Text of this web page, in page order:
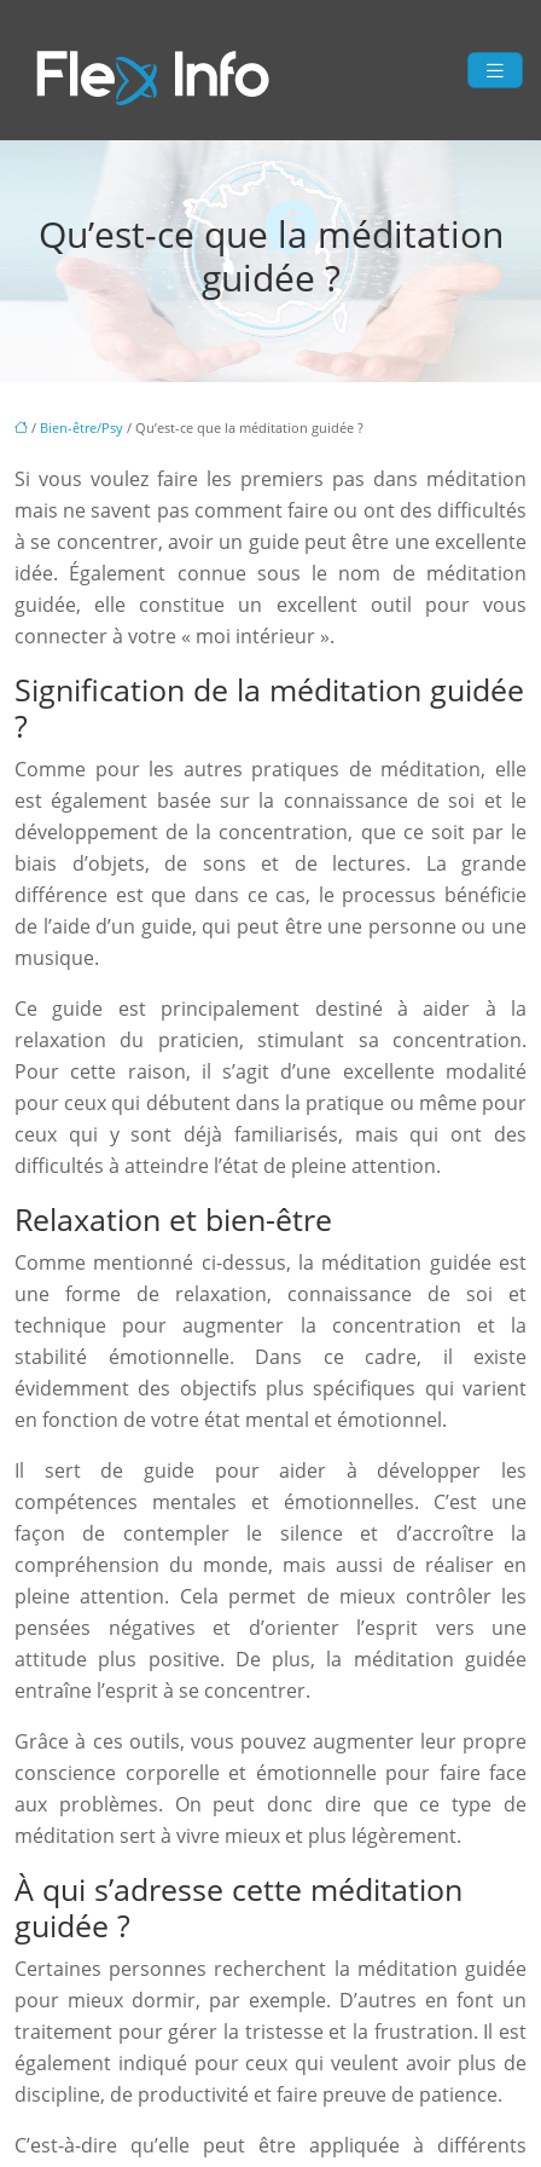
Qu’est-ce que la méditation
guidée ?
/ Bien-être/Psy / Qu’est-ce que la méditation guidée ?
Si vous voulez faire les premiers pas dans méditation
mais ne savent pas comment faire ou ont des difficultés
à se concentrer, avoir un guide peut être une excellente
idée. Également connue sous le nom de méditation
guidée, elle constitue un excellent outil pour vous
connecter à votre « moi intérieur ».
Signification de la méditation guidée
?
Comme pour les autres pratiques de méditation, elle
est également basée sur la connaissance de soi et le
développement de la concentration, que ce soit par le
biais d’objets, de sons et de lectures. La grande
différence est que dans ce cas, le processus bénéficie
de l’aide d’un guide, qui peut être une personne ou une
musique.
Ce guide est principalement destiné à aider à la
relaxation du praticien, stimulant sa concentration.
Pour cette raison, il s’agit d’une excellente modalité
pour ceux qui débutent dans la pratique ou même pour
ceux qui y sont déjà familiarisés, mais qui ont des
difficultés à atteindre l’état de pleine attention.
Relaxation et bien-être
Comme mentionné ci-dessus, la méditation guidée est
une forme de relaxation, connaissance de soi et
technique pour augmenter la concentration et la
stabilité émotionnelle. Dans ce cadre, il existe
évidemment des objectifs plus spécifiques qui varient
en fonction de votre état mental et émotionnel.
Il sert de guide pour aider à développer les
compétences mentales et émotionnelles. C’est une
façon de contempler le silence et d’accroître la
compréhension du monde, mais aussi de réaliser en
pleine attention. Cela permet de mieux contrôler les
pensées négatives et d’orienter l’esprit vers une
attitude plus positive. De plus, la méditation guidée
entraîne l’esprit à se concentrer.
Grâce à ces outils, vous pouvez augmenter leur propre
conscience corporelle et émotionnelle pour faire face
aux problèmes. On peut donc dire que ce type de
méditation sert à vivre mieux et plus légèrement.
À qui s’adresse cette méditation
guidée ?
Certaines personnes recherchent la méditation guidée
pour mieux dormir, par exemple. D’autres en font un
traitement pour gérer la tristesse et la frustration. Il est
également indiqué pour ceux qui veulent avoir plus de
discipline, de productivité et faire preuve de patience.
C’est-à-dire qu’elle peut être appliquée à différents